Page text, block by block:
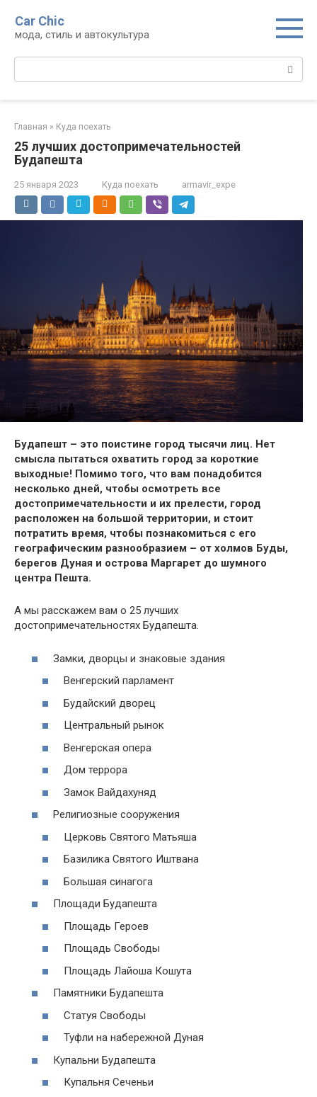
контенту
Car Chic
мода, стиль и автокультура
Поиск:
Главная » Куда поехать
25 лучших достопримечательностей
Будапешта
25 января 2023 Куда поехать armavir_expe
Будапешт – это поистине город тысячи лиц. Нет
смысла пытаться охватить город за короткие
выходные! Помимо того, что вам понадобится
несколько дней, чтобы осмотреть все
достопримечательности и их прелести, город
расположен на большой территории, и стоит
потратить время, чтобы познакомиться с его
географическим разнообразием – от холмов Буды,
берегов Дуная и острова Маргарет до шумного
центра Пешта.
А мы расскажем вам о 25 лучших
достопримечательностях Будапешта.
Замки, дворцы и знаковые здания
Венгерский парламент
Будайский дворец
Центральный рынок
Венгерская опера
Дом террора
Замок Вайдахуняд
Религиозные сооружения
Церковь Святого Матьяша
Базилика Святого Иштвана
Большая синагога
Площади Будапешта
Площадь Героев
Площадь Свободы
Площадь Лайоша Кошута
Памятники Будапешта
Статуя Свободы
Туфли на набережной Дуная
Купальни Будапешта
Купальня Сеченьи